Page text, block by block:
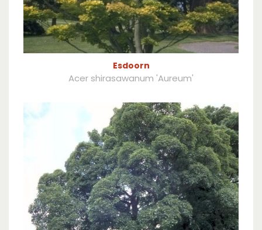
Esdoorn
Acer shirasawanum 'Aureum'